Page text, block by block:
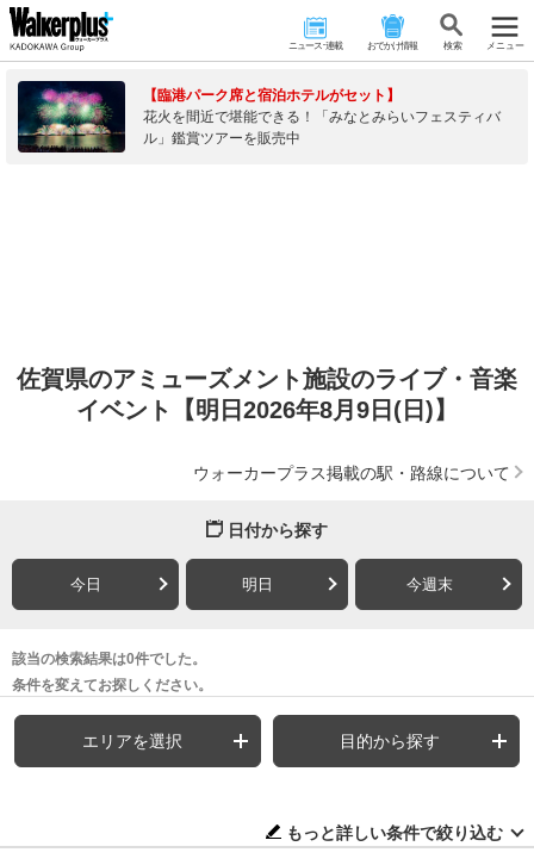
ニュース･連載 おでかけ情報 検 索 メニュー
【臨港パーク席と宿泊ホテルがセット】
花火を間近で堪能できる！「みなとみらいフェスティバ
ル」鑑賞ツアーを販売中
佐賀県のアミューズメント施設のライブ・音楽
イベント【明日2026年8月9日(日)】
ウォーカープラス掲載の駅・路線について
日付から探す
今日 明日 今週末
該当の検索結果は0件でした。
条件を変えてお探しください。
エリアを選択 目的から探す
もっと詳しい条件で絞り込む